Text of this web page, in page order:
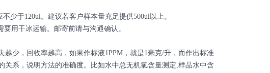
少于120ul。建议若客户样本量充足提供500ul以上。
用干冰运输。邮寄前请与沟通确认。
少，回收率越高，如果作标液1PPM，就是1毫克/升，而作出标准
系，说明方法的准确度。比如水中总无机氯含量测定,样品水中含